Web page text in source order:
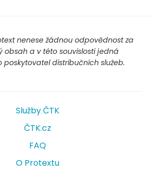
nenese žádnou odpovědnost za
obsah a v této souvislosti jedná
poskytovatel distribučních služeb.
Služby ČTK
ČTK.cz
FAQ
O Protextu